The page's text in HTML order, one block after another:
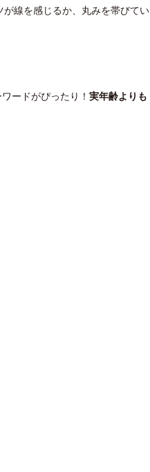
線を感じるか、丸みを帯びてい
ードがぴったり！ 実年齢よりも